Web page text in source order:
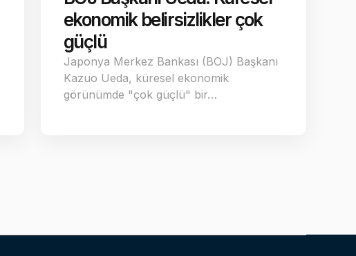
ekonomik belirsizlikler çok
güçlü
Japonya Merkez Bankası (BOJ) Başkanı
Kazuo Ueda, küresel ekonomik
görünümde "çok güçlü" bir…